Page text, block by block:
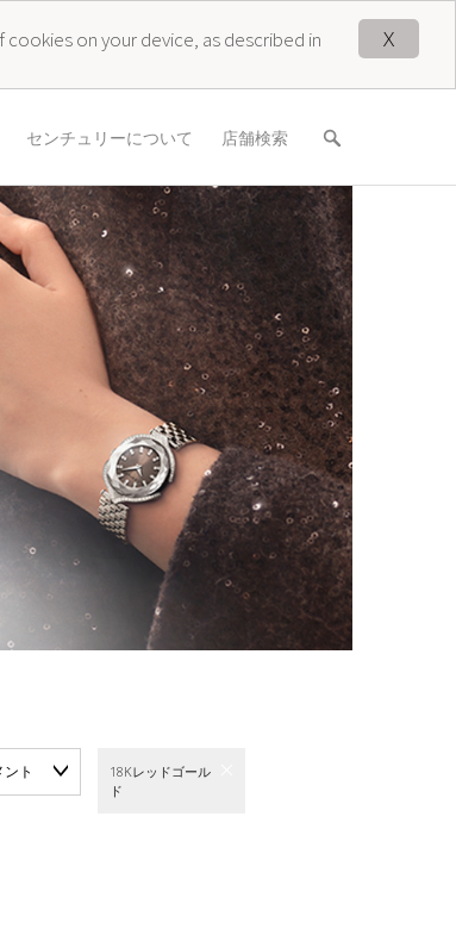
X
on your device, as described in
センチュリーについて 店舗検索
ト
18Kレッドゴール
ド